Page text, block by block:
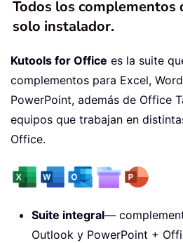
Todos los complementos
solo instalador.
Kutools for Office es la suite
complementos para Excel,
PowerPoint, además de Office
equipos que trabajan en
Office.
Suite integral—
Outlook y PowerPoint +